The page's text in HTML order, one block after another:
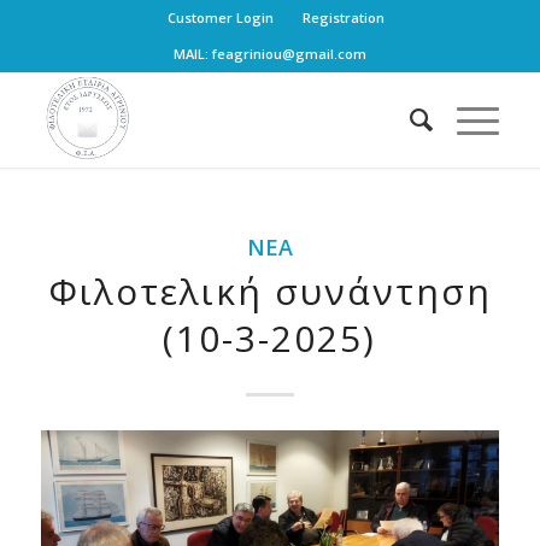
Customer Login
Registration
MAIL: feagriniou@gmail.com
ΝΈΑ
Φιλοτελική συνάντηση
(10-3-2025)